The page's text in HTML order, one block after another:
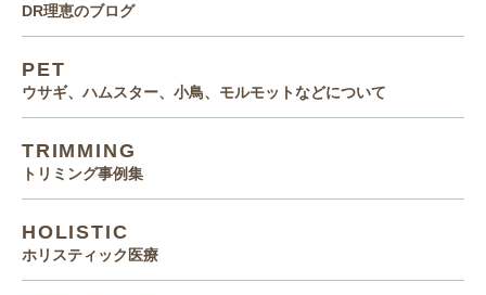
DR理恵のブログ
PET
ウサギ、ハムスター、小鳥、モルモットなどについて
TRIMMING
トリミング事例集
HOLISTIC
ホリスティック医療